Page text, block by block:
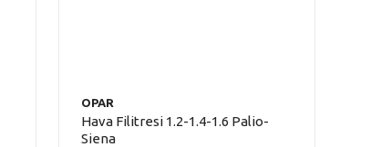
OPAR
Hava Filitresi 1.2-1.4-1.6 Palio-
Siena